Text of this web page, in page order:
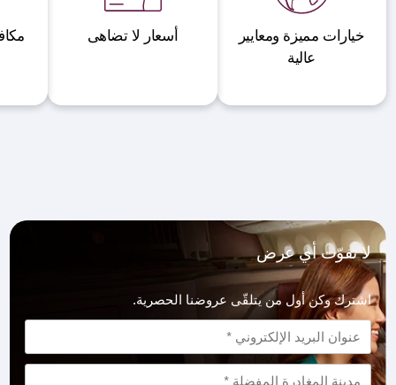
خيارات مميزة ومعايير
عالية
أسعار لا تضاهى
لا تفوّت أي عرض
اشترك وكن أول من يتلقّى عروضنا الحصرية.